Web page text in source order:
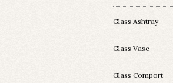
Glass Ashtray
Glass Vase
Glass Comport